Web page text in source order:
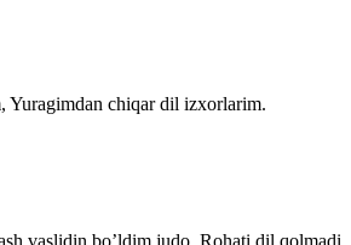
Yuragimdan chiqar dil izxorlarim.